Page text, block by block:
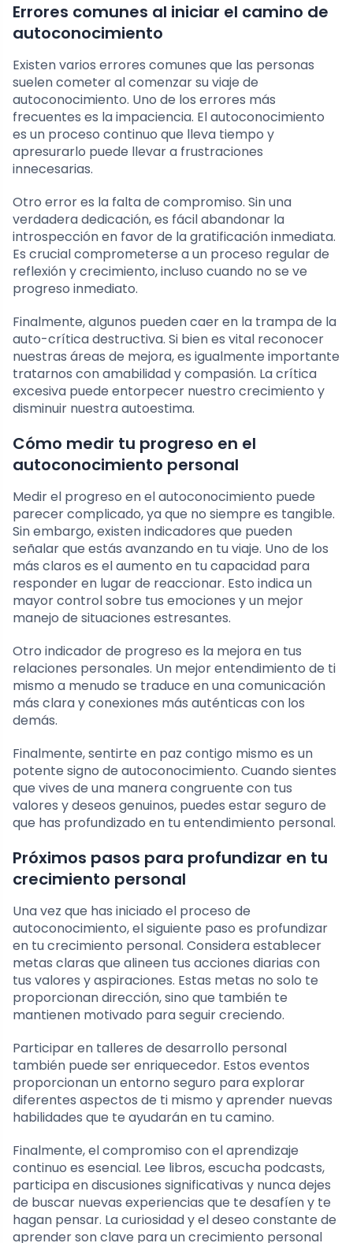
Errores comunes al iniciar el camino de
autoconocimiento
Existen varios errores comunes que las personas
suelen cometer al comenzar su viaje de
autoconocimiento. Uno de los errores más
frecuentes es la impaciencia. El autoconocimiento
es un proceso continuo que lleva tiempo y
apresurarlo puede llevar a frustraciones
innecesarias.
Otro error es la falta de compromiso. Sin una
verdadera dedicación, es fácil abandonar la
introspección en favor de la gratificación inmediata.
Es crucial comprometerse a un proceso regular de
reflexión y crecimiento, incluso cuando no se ve
progreso inmediato.
Finalmente, algunos pueden caer en la trampa de la
auto-crítica destructiva. Si bien es vital reconocer
nuestras áreas de mejora, es igualmente importante
tratarnos con amabilidad y compasión. La crítica
excesiva puede entorpecer nuestro crecimiento y
disminuir nuestra autoestima.
Cómo medir tu progreso en el
autoconocimiento personal
Medir el progreso en el autoconocimiento puede
parecer complicado, ya que no siempre es tangible.
Sin embargo, existen indicadores que pueden
señalar que estás avanzando en tu viaje. Uno de los
más claros es el aumento en tu capacidad para
responder en lugar de reaccionar. Esto indica un
mayor control sobre tus emociones y un mejor
manejo de situaciones estresantes.
Otro indicador de progreso es la mejora en tus
relaciones personales. Un mejor entendimiento de ti
mismo a menudo se traduce en una comunicación
más clara y conexiones más auténticas con los
demás.
Finalmente, sentirte en paz contigo mismo es un
potente signo de autoconocimiento. Cuando sientes
que vives de una manera congruente con tus
valores y deseos genuinos, puedes estar seguro de
que has profundizado en tu entendimiento personal.
Próximos pasos para profundizar en tu
crecimiento personal
Una vez que has iniciado el proceso de
autoconocimiento, el siguiente paso es profundizar
en tu crecimiento personal. Considera establecer
metas claras que alineen tus acciones diarias con
tus valores y aspiraciones. Estas metas no solo te
proporcionan dirección, sino que también te
mantienen motivado para seguir creciendo.
Participar en talleres de desarrollo personal
también puede ser enriquecedor. Estos eventos
proporcionan un entorno seguro para explorar
diferentes aspectos de ti mismo y aprender nuevas
habilidades que te ayudarán en tu camino.
Finalmente, el compromiso con el aprendizaje
continuo es esencial. Lee libros, escucha podcasts,
participa en discusiones significativas y nunca dejes
de buscar nuevas experiencias que te desafíen y te
hagan pensar. La curiosidad y el deseo constante de
aprender son clave para un crecimiento personal